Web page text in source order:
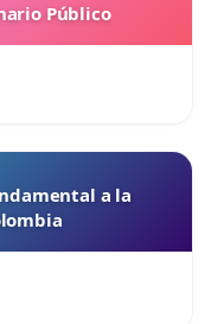
Público
a la